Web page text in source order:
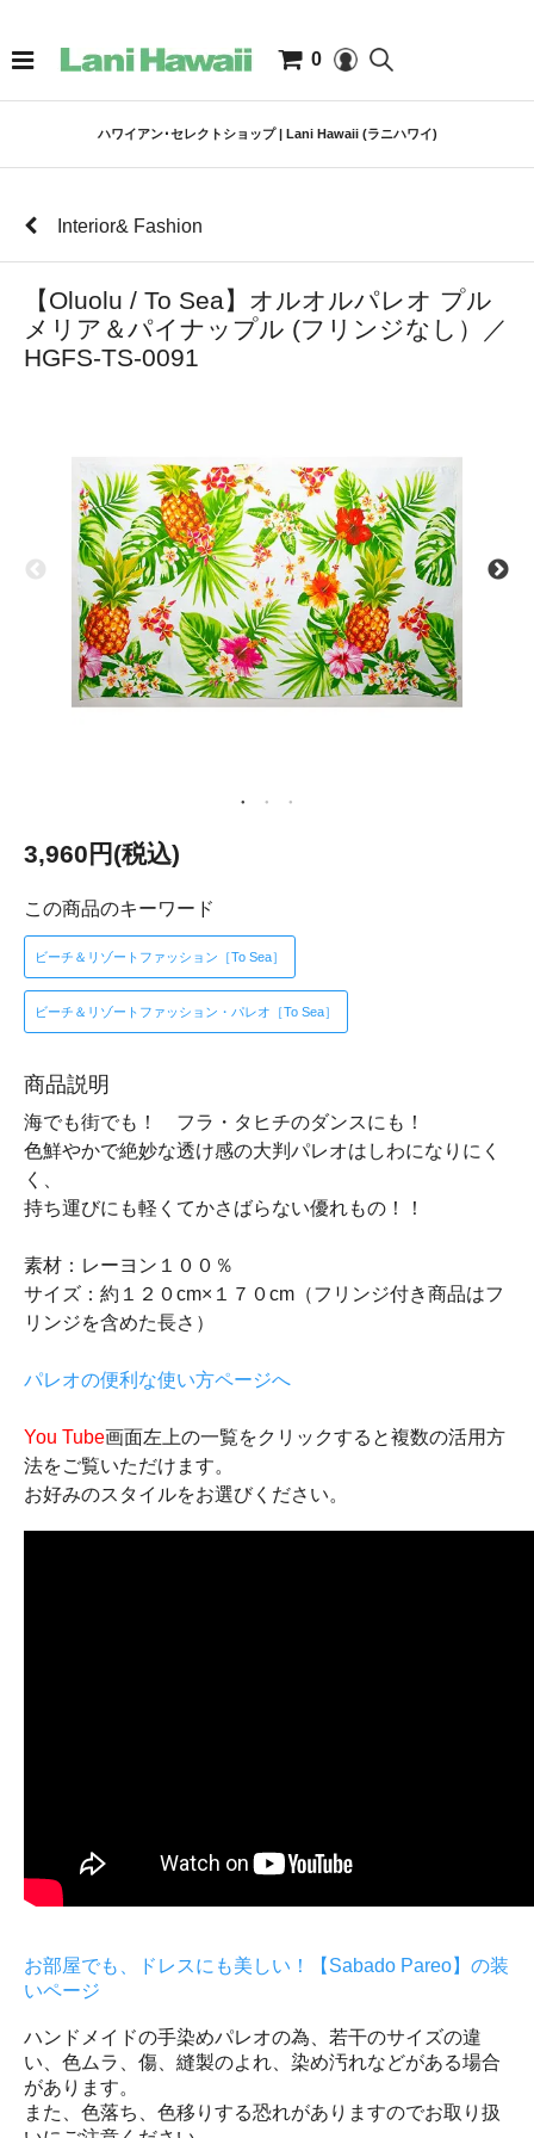
0
ハワイアン･セレクトショップ | Lani Hawaii (ラニハワイ)
Interior& Fashion
【Oluolu / To Sea】オルオルパレオ プル
メリア＆パイナップル (フリンジなし）／
HGFS-TS-0091
3,960円(税込)
この商品のキーワード
ビーチ＆リゾートファッション［To Sea］
ビーチ＆リゾートファッション・パレオ［To Sea］
商品説明
海でも街でも！ フラ・タヒチのダンスにも！
色鮮やかで絶妙な透け感の大判パレオはしわになりにく
く、
持ち運びにも軽くてかさばらない優れもの！！
素材：レーヨン１００％
サイズ：約１２０cm×１７０cm（フリンジ付き商品はフ
リンジを含めた長さ）
パレオの便利な使い方ページへ
You Tube画面左上の一覧をクリックすると複数の活用方
法をご覧いただけます。
お好みのスタイルをお選びください。
お部屋でも、ドレスにも美しい！【Sabado Pareo】の装
いページ
ハンドメイドの手染めパレオの為、若干のサイズの違
い、色ムラ、傷、縫製のよれ、染め汚れなどがある場合
があります。
また、色落ち、色移りする恐れがありますのでお取り扱